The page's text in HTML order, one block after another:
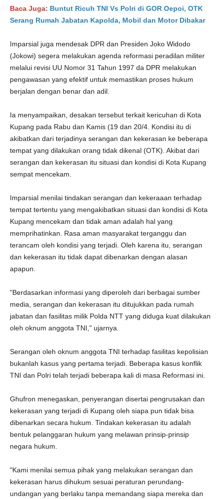
Baca Juga: Buntut Ricuh TNI Vs Polri di GOR Oepoi, OTK
Serang Rumah Jabatan Kapolda, Mobil dan Motor Dibakar
Imparsial juga mendesak DPR dan Presiden Joko Widodo
(Jokowi) segera melakukan agenda reformasi peradilan militer
melalui revisi UU Nomor 31 Tahun 1997 da DPR melakukan
pengawasan yang efektif untuk memastikan proses hukum
berjalan dengan benar dan adil.
Ia menyampaikan, desakan tersebut terkait kericuhan di Kota
Kupang pada Rabu dan Kamis (19 dan 20/4. Kondisi itu di
akibatkan dari terjadinya serangan dan kekerasan ke beberapa
tempat yang dilakukan orang tidak dikenal (OTK). Akibat dari
serangan dan kekerasan itu situasi dan kondisi di Kota Kupang
sempat mencekam.
Imparsial menilai tindakan serangan dan kekeraaan terhadap
tempat tertentu yang mengakibatkan situasi dan kondisi di Kota
Kupang mencekam dan tidak aman adalah hal yang
memprihatinkan. Rasa aman masyarakat terganggu dan
terancam oleh kondisi yang terjadi. Oleh karena itu, serangan
dan kekerasan itu tidak dapat dibenarkan dengan alasan
apapun.
"Berdasarkan informasi yang diperoleh dari berbagai sumber
media, serangan dan kekerasan itu ditujukkan pada rumah
jabatan dan fasilitas milik Polda NTT yang diduga kuat dilakukan
oleh oknum anggota TNI," ujarnya.
Serangan oleh oknum anggota TNI terhadap fasilitas kepolisian
bukanlah kasus yang pertama terjadi. Beberapa kasus konflik
TNI dan Polri telah terjadi beberapa kali di masa Reformasi ini.
Ghufron menegaskan, penyerangan disertai pengrusakan dan
kekerasan yang terjadi di Kupang oleh siapa pun tidak bisa
dibenarkan secara hukum. Tindakan kekerasan itu adalah
bentuk pelanggaran hukum yang melawan prinsip-prinsip
negara hukum.
"Kami menilai semua pihak yang melakukan serangan dan
kekerasan harus dihukum sesuai peraturan perundang-
undangan yang berlaku tanpa memandang siapa mereka dan